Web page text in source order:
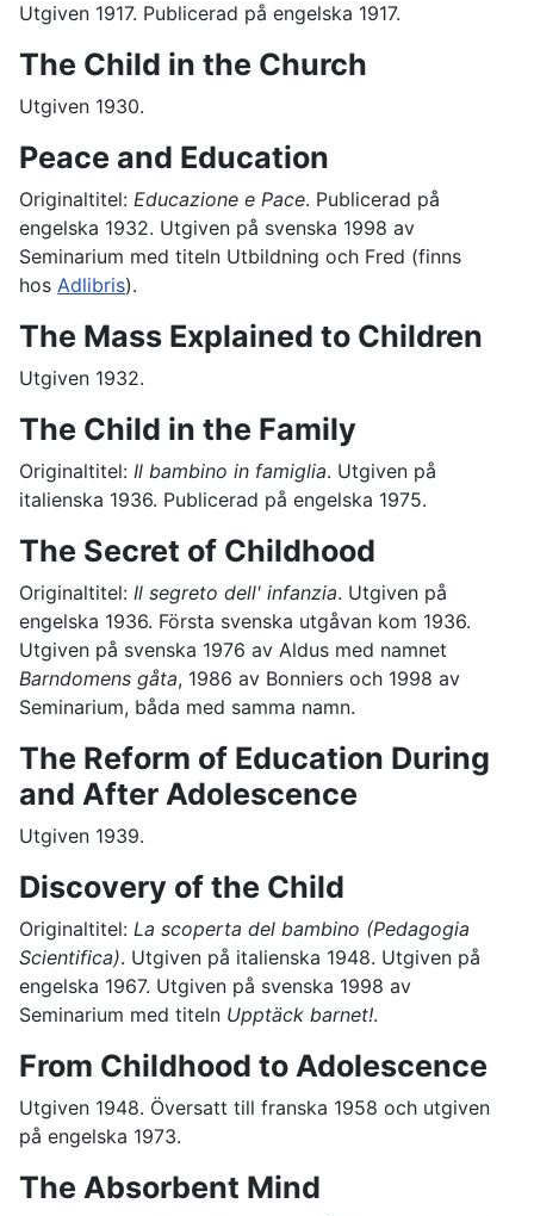
Utgiven 1917. Publicerad på engelska 1917.
The Child in the Church
Utgiven 1930.
Peace and Education
Originaltitel: Educazione e Pace. Publicerad på
engelska 1932. Utgiven på svenska 1998 av
Seminarium med titeln Utbildning och Fred (finns
hos Adlibris).
The Mass Explained to Children
Utgiven 1932.
The Child in the Family
Originaltitel: Il bambino in famiglia. Utgiven på
italienska 1936. Publicerad på engelska 1975.
The Secret of Childhood
Originaltitel: Il segreto dell' infanzia. Utgiven på
engelska 1936. Första svenska utgåvan kom 1936.
Utgiven på svenska 1976 av Aldus med namnet
Barndomens gåta, 1986 av Bonniers och 1998 av
Seminarium, båda med samma namn.
The Reform of Education During
and After Adolescence
Utgiven 1939.
Discovery of the Child
Originaltitel: La scoperta del bambino (Pedagogia
Scientifica). Utgiven på italienska 1948. Utgiven på
engelska 1967. Utgiven på svenska 1998 av
Seminarium med titeln Upptäck barnet!.
From Childhood to Adolescence
Utgiven 1948. Översatt till franska 1958 och utgiven
på engelska 1973.
The Absorbent Mind